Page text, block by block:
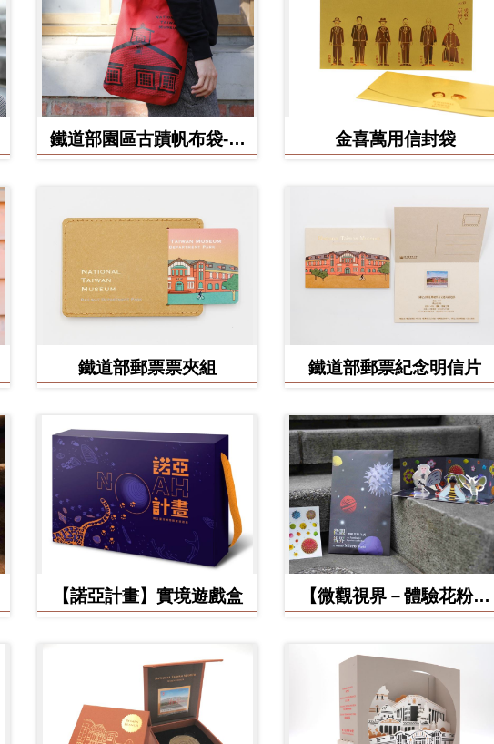
鐵道部園區古蹟帆布袋-電
金喜萬用信封袋
鐵道部郵票票夾組 鐵道部郵票紀念明信片
【諾亞計畫】實境遊戲盒
【微觀視界－體驗花粉之